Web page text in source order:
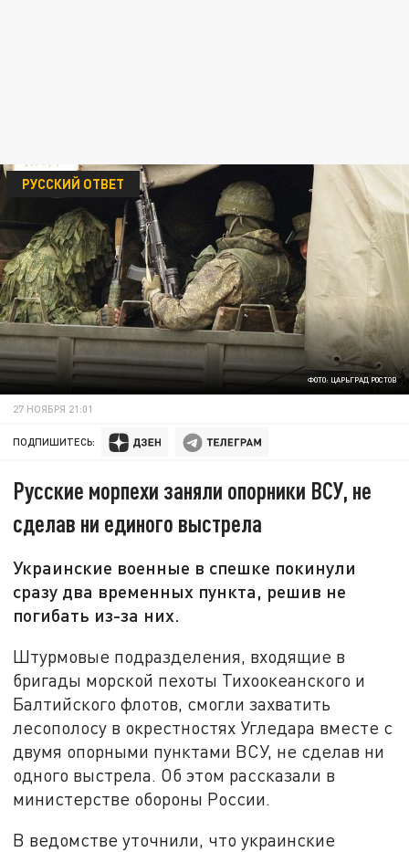
ФОТО: ЦАРЬГРАД РОСТОВ
РУССКИЙ ОТВЕТ
27 НОЯБРЯ 21:01
ПОДПИШИТЕСЬ:
Русские морпехи заняли опорники ВСУ, не
сделав ни единого выстрела
Украинские военные в спешке покинули
сразу два временных пункта, решив не
погибать из-за них.
Штурмовые подразделения, входящие в
бригады морской пехоты Тихоокеанского и
Балтийского флотов, смогли захватить
лесополосу в окрестностях Угледара вместе с
двумя опорными пунктами ВСУ, не сделав ни
одного выстрела. Об этом рассказали в
министерстве обороны России.
В ведомстве уточнили, что украинские